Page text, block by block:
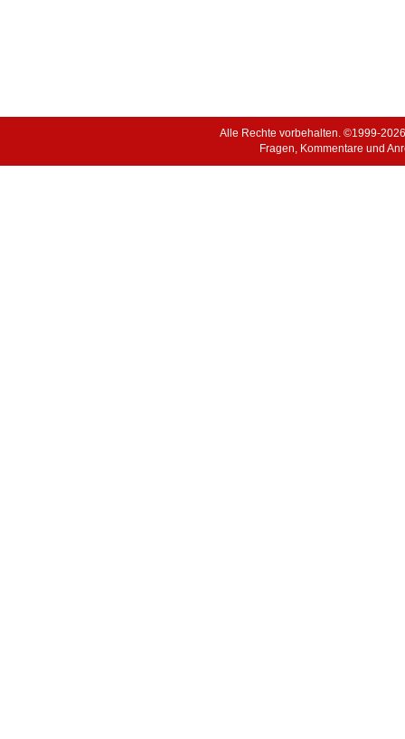
Alle Rechte vorbehalten. ©1999-
Fragen, Kommentare und